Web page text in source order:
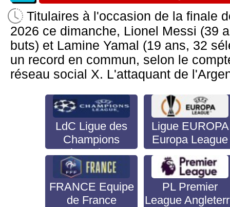
Titulaires à l'occasion de la finale
2026 ce dimanche, Lionel Messi (39
buts) et Lamine Yamal (19 ans, 32
un record en commun, selon le
réseau social X. L'attaquant de
LdC Ligue des
Champions
Champion's
League
Ligue EUROPA
Europa League
FRANCE Equipe
de France
PL Premier
League